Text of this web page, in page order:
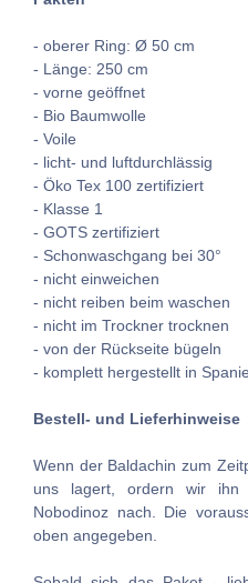
- oberer Ring: Ø 50 cm
- Länge: 250 cm
- vorne geöffnet
- Bio Baumwolle
- Voile
- licht- und luftdurchlässig
- Öko Tex 100 zertifiziert
- Klasse 1
- GOTS zertifiziert
- Schonwaschgang bei 30°
- nicht einweichen
- nicht reiben beim waschen
- nicht im Trockner trocknen
- von der Rückseite bügeln
- komplett hergestellt in
Bestell- und Lieferhinweise
Wenn der Baldachin zum
uns lagert, ordern wir
Nobodinoz nach. Die
oben angegeben.